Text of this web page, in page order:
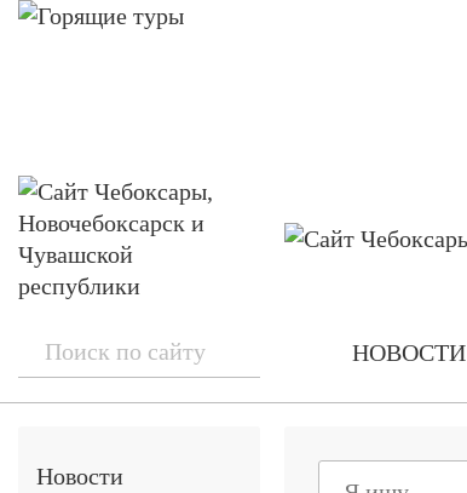
НОВОСТИ
Новости